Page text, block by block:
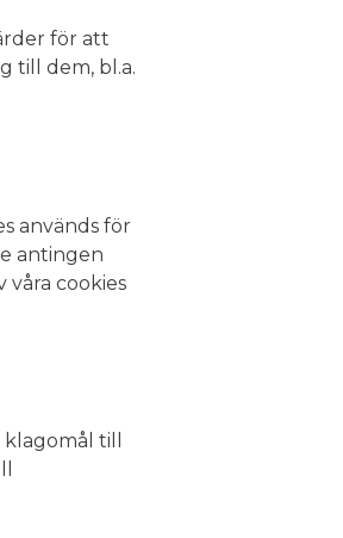
för att
till dem, bl.a.
används för
antingen
cookies
till